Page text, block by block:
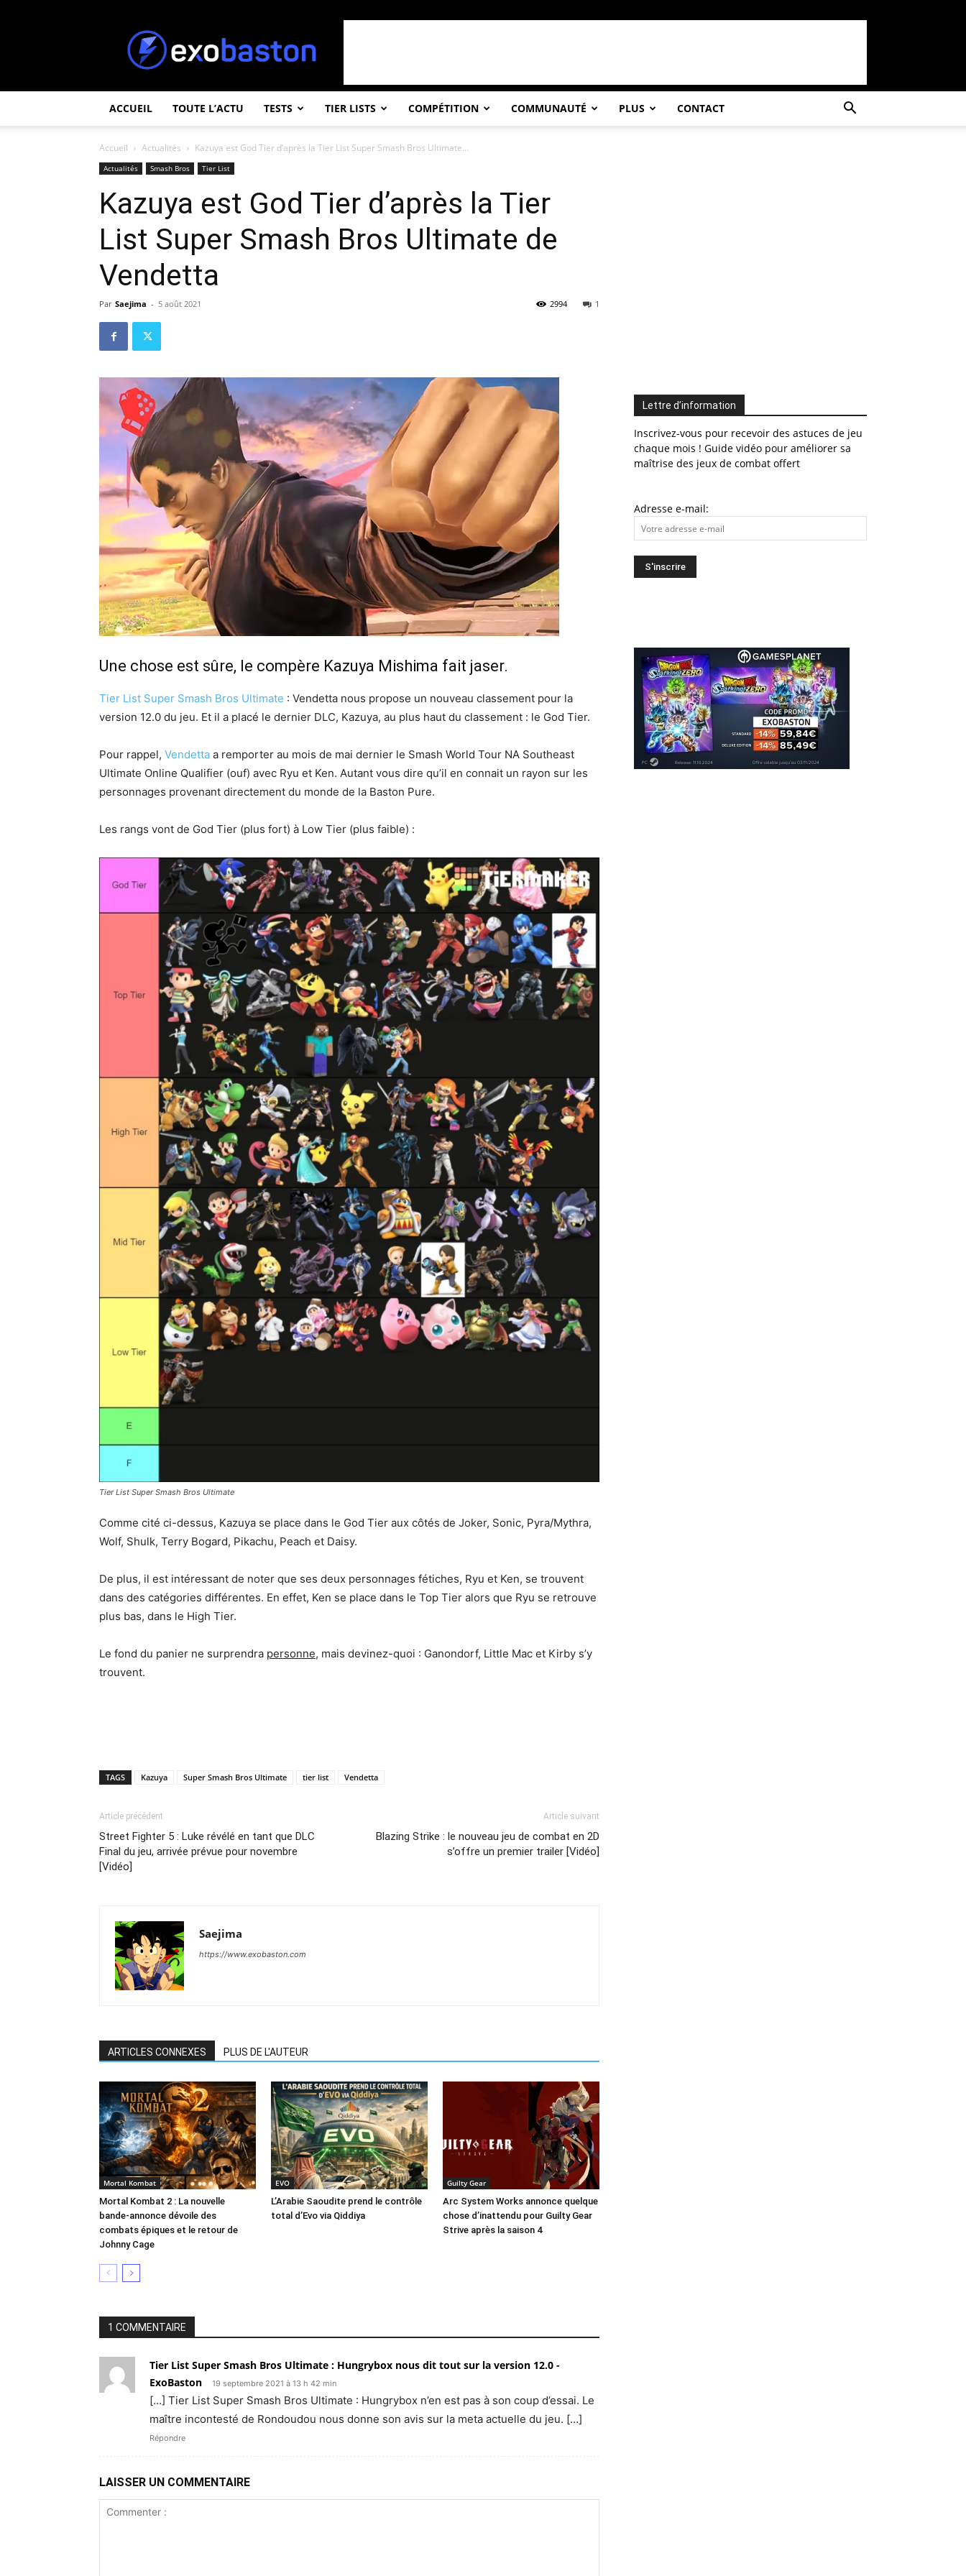
ACCUEIL TOUTE L’ACTU TESTS TIER LISTS COMPÉTITION COMMUNAUTÉ PLUS CONTACT
Accueil Actualités Kazuya est God Tier d’après la Tier List Super Smash Bros Ultimate...
Actualités Smash Bros Tier List
Kazuya est God Tier d’après la Tier
List Super Smash Bros Ultimate de
Vendetta
Par Saejima - 5 août 2021 1
2994
Une chose est sûre, le compère Kazuya Mishima fait jaser.
Tier List Super Smash Bros Ultimate : Vendetta nous propose un nouveau classement pour la
version 12.0 du jeu. Et il a placé le dernier DLC, Kazuya, au plus haut du classement : le God Tier.
Pour rappel, Vendetta a remporter au mois de mai dernier le Smash World Tour NA Southeast
Ultimate Online Qualifier (ouf) avec Ryu et Ken. Autant vous dire qu’il en connait un rayon sur les
personnages provenant directement du monde de la Baston Pure.
Les rangs vont de God Tier (plus fort) à Low Tier (plus faible) :
Tier List Super Smash Bros Ultimate
Comme cité ci-dessus, Kazuya se place dans le God Tier aux côtés de Joker, Sonic, Pyra/Mythra,
Wolf, Shulk, Terry Bogard, Pikachu, Peach et Daisy.
De plus, il est intéressant de noter que ses deux personnages fétiches, Ryu et Ken, se trouvent
dans des catégories différentes. En effet, Ken se place dans le Top Tier alors que Ryu se retrouve
plus bas, dans le High Tier.
Le fond du panier ne surprendra personne, mais devinez-quoi : Ganondorf, Little Mac et Kirby s’y
trouvent.
TAGS Kazuya Super Smash Bros Ultimate tier list Vendetta
Article précédent
Street Fighter 5 : Luke révélé en tant que DLC
Final du jeu, arrivée prévue pour novembre
[Vidéo]
Article suivant
Blazing Strike : le nouveau jeu de combat en 2D
s’offre un premier trailer [Vidéo]
Saejima
https://www.exobaston.com
ARTICLES CONNEXES PLUS DE L'AUTEUR
Mortal Kombat
Mortal Kombat 2 : La nouvelle
bande-annonce dévoile des
combats épiques et le retour de
Johnny Cage
EVO
L’Arabie Saoudite prend le contrôle
total d’Evo via Qiddiya
Guilty Gear
Arc System Works annonce quelque
chose d’inattendu pour Guilty Gear
Strive après la saison 4
1 COMMENTAIRE
Tier List Super Smash Bros Ultimate : Hungrybox nous dit tout sur la version 12.0 -
ExoBaston
19 septembre 2021 à 13 h 42 min
[…] Tier List Super Smash Bros Ultimate : Hungrybox n’en est pas à son coup d’essai. Le
maître incontesté de Rondoudou nous donne son avis sur la meta actuelle du jeu. […]
Répondre
LAISSER UN COMMENTAIRE
Lettre d’information
Inscrivez-vous pour recevoir des astuces de jeu
chaque mois ! Guide vidéo pour améliorer sa
maîtrise des jeux de combat offert
Adresse e-mail: